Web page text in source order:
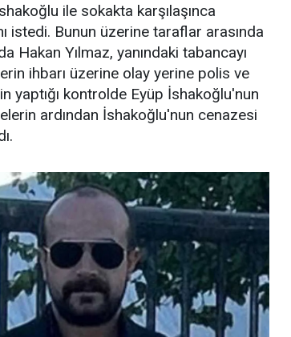
ile sokakta karşılaşınca
istedi. Bunun üzerine taraflar arasında
Hakan Yılmaz, yanındaki tabancayı
ihbarı üzerine olay yerine polis ve
yaptığı kontrolde Eyüp İshakoğlu'nun
ardından İshakoğlu'nun cenazesi